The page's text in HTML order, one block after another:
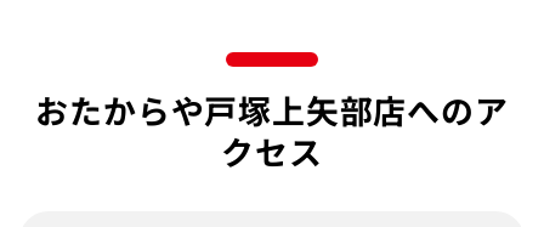
おたからや戸塚上矢部店へのア
クセス